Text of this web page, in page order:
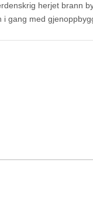
herjet brann
gang med